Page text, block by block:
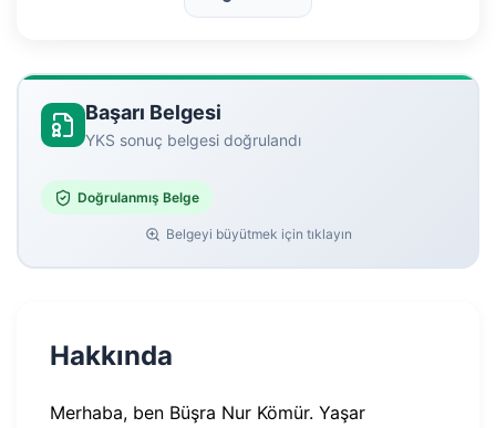
Başarı Belgesi
YKS sonuç belgesi doğrulandı
Doğrulanmış Belge
Belgeyi büyütmek için tıklayın
Hakkında
Merhaba, ben Büşra Nur Kömür. Yaşar